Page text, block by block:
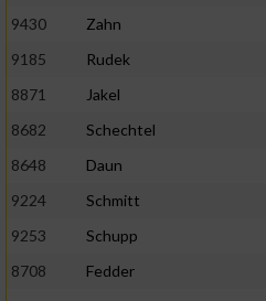
9430
Zahn
9185
Rudek
8871
Jakel
8682
Schechtel
8648
Daun
9224
Schmitt
9253
Schupp
8708
Fedder